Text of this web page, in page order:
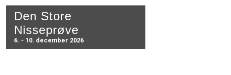
Den Store
Nisseprøve
6. - 10. december 2026